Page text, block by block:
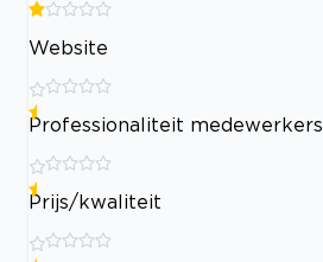
Website
Professionaliteit medewerkers
Prijs/kwaliteit